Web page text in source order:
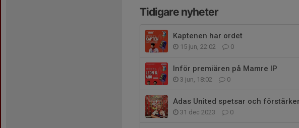
Tidigare nyheter
Kaptenen har ordet
15 jun, 22:02 0
Inför premiären på Mamre IP
3 jun, 18:02 0
Adas United spetsar och
31 dec 2023 0